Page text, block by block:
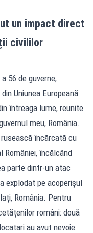
un impact direct
civililor
56 de guverne,
Uniunea Europeană
întreaga lume, reunite
meu, România.
încărcată cu
României, încălcând
parte dintr-un atac
explodat pe acoperișul
România. Pentru
români: două
au avut nevoie